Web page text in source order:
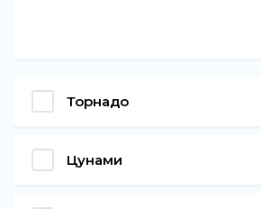
Торнадо
Цунами